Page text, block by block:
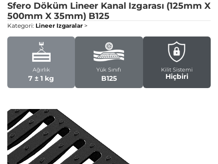
Sfero Döküm Lineer Kanal Izgarası (125mm X
500mm X 35mm) B125
Kategori: Lineer Izgaralar >
Ağırlık
7 ± 1 kg
Yük Sınıfı
B125
Kilit Sistemi
Hiçbiri